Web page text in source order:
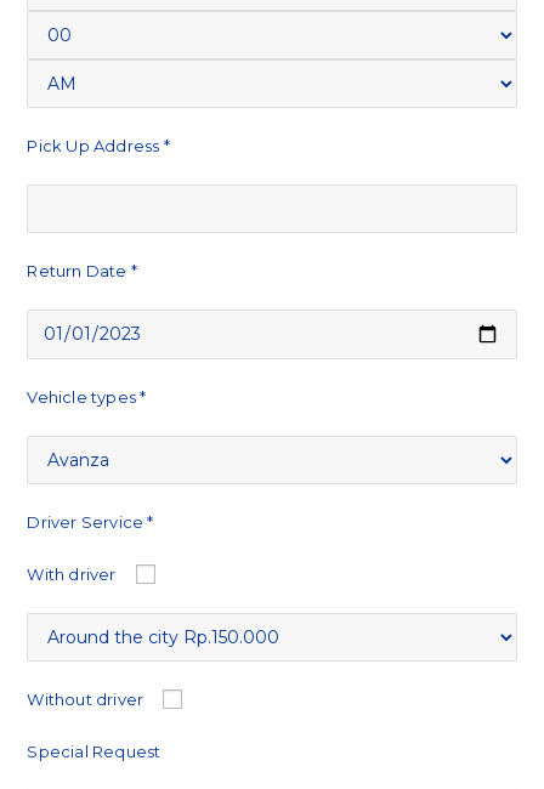
Pick Up Address *
Return Date *
Vehicle types *
Driver Service *
With driver
Without driver
Special Request